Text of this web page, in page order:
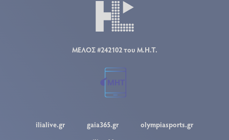
ΜΕΛΟΣ #242102 του Μ.Η.Τ.
ilialive.gr gaia365.gr
olympiasports.gr